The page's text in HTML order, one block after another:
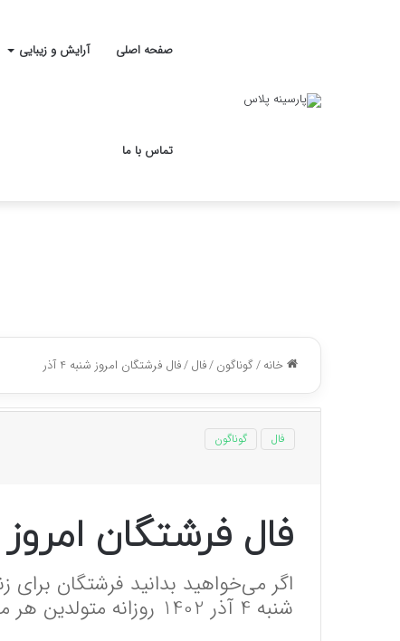
صفحه اصلی آرایش و زیبایی
تماس با ما
خانه/گوناگون/فال/فال فرشتگان امروز شنبه 4 آذر
فال گوناگون
فال فرشتگان امروز
اگر می‌خواهید بدانید فرشتگان برای
شنبه 4 آذر 1402 روزانه متولدین هر ماه را از دست ندهید.